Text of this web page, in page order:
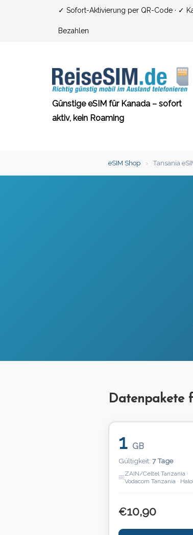
✓ Sofort-Aktivierung per QR-Code · ✓
Bezahlen
Günstige eSIM für Kanada – sofort
aktiv, kein Roaming
eSIM Shop › Tansania
Datenpakete
1 GB
Gültigkeit: 7 Tage
ZAIN/Celtel Tanzania ·
Vodacom Tanzania ·
€10,90